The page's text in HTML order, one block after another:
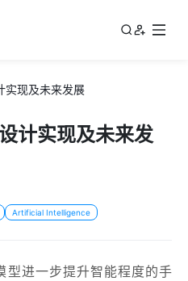
实现及未来发展
计实现及未来发
Artificial Intelligence
型进一步提升智能程度的手